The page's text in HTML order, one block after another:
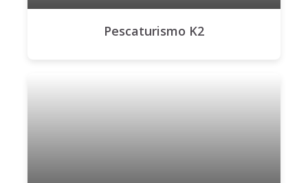
Pescaturismo K2